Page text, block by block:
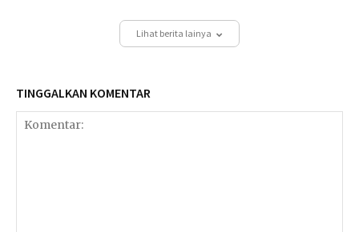
Lihat berita lainya
TINGGALKAN KOMENTAR